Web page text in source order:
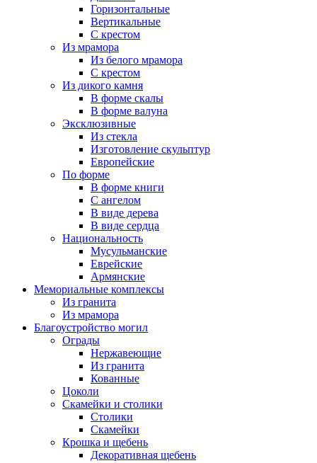
Горизонтальные
Вертикальные
С крестом
Из мрамора
Из белого мрамора
С крестом
Из дикого камня
В форме скалы
В форме валуна
Эксклюзивные
Из стекла
Изготовление скульптур
Европейские
По форме
В форме книги
С ангелом
В виде дерева
В виде сердца
Национальность
Мусульманские
Еврейские
Армянские
Мемориальные комплексы
Из гранита
Из мрамора
Благоустройство могил
Ограды
Нержавеющие
Из гранита
Кованные
Цоколи
Скамейки и столики
Столики
Скамейки
Крошка и щебень
Декоративная щебень